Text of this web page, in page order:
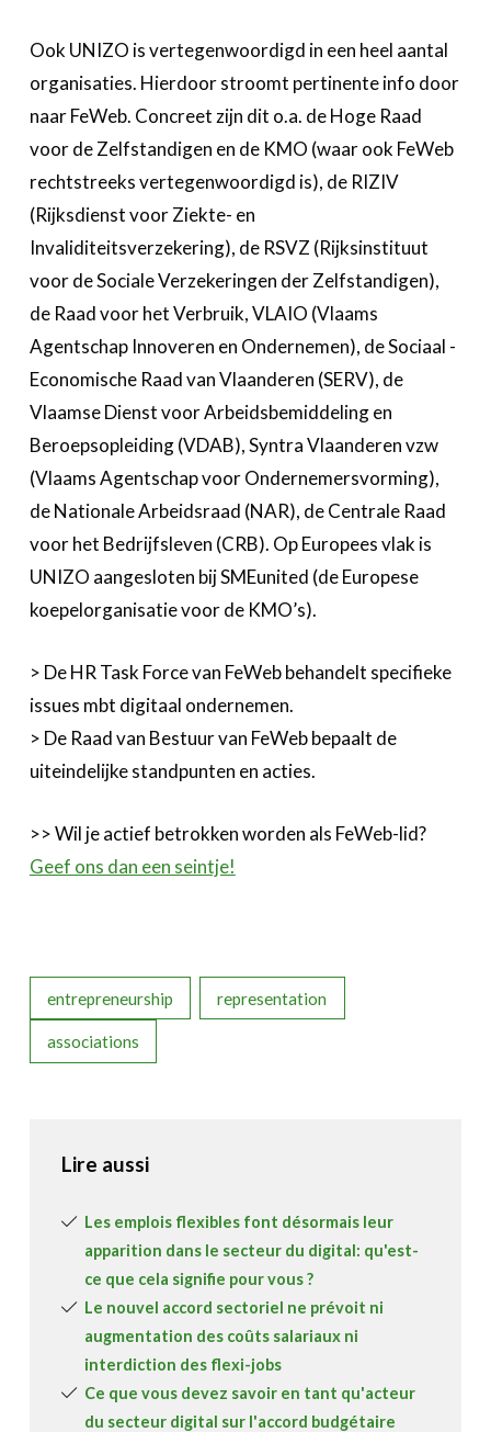
Ook UNIZO is vertegenwoordigd in een heel aantal
organisaties. Hierdoor stroomt pertinente info door
naar FeWeb. Concreet zijn dit o.a. de Hoge Raad
voor de Zelfstandigen en de KMO (waar ook FeWeb
rechtstreeks vertegenwoordigd is), de RIZIV
(Rijksdienst voor Ziekte- en
Invaliditeitsverzekering), de RSVZ (Rijksinstituut
voor de Sociale Verzekeringen der Zelfstandigen),
de Raad voor het Verbruik, VLAIO (Vlaams
Agentschap Innoveren en Ondernemen), de Sociaal -
Economische Raad van Vlaanderen (SERV), de
Vlaamse Dienst voor Arbeidsbemiddeling en
Beroepsopleiding (VDAB), Syntra Vlaanderen vzw
(Vlaams Agentschap voor Ondernemersvorming),
de Nationale Arbeidsraad (NAR), de Centrale Raad
voor het Bedrijfsleven (CRB). Op Europees vlak is
UNIZO aangesloten bij SMEunited (de Europese
koepelorganisatie voor de KMO’s).
> De HR Task Force van FeWeb behandelt specifieke
issues mbt digitaal ondernemen.
> De Raad van Bestuur van FeWeb bepaalt de
uiteindelijke standpunten en acties.
>> Wil je actief betrokken worden als FeWeb-lid?
Geef ons dan een seintje!
entrepreneurship representation
associations
Lire aussi
Les emplois flexibles font désormais leur
apparition dans le secteur du digital: qu'est-
ce que cela signifie pour vous ?
Le nouvel accord sectoriel ne prévoit ni
augmentation des coûts salariaux ni
interdiction des flexi-jobs
Ce que vous devez savoir en tant qu'acteur
du secteur digital sur l'accord budgétaire